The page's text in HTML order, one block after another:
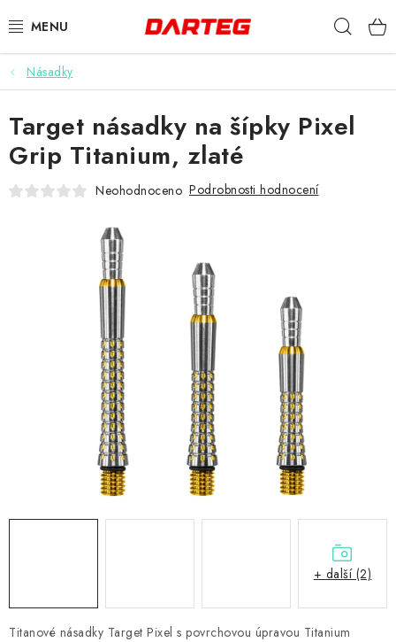
na
ŠIPKY
TERČE
DOPLŇKY K TERČI
PŘÍSLUŠENSTVÍ
Kontakty Hodnocení obchodu
Násadky
Titanové násadky Target Pixel s povrchovou úpravou Titanium
Target násadky na šípky Pixel
Grip Titanium, zlaté
Neohodnoceno Podrobnosti hodnocení
+ další (2)